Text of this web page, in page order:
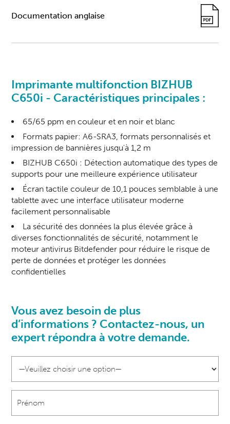
Documentation anglaise
Imprimante multifonction BIZHUB
C650i - Caractéristiques principales :
65/65 ppm en couleur et en noir et blanc
Formats papier: A6-SRA3, formats personnalisés et
impression de bannières jusqu'à 1,2 m
BIZHUB C650i : Détection automatique des types de
supports pour une meilleure expérience utilisateur
Écran tactile couleur de 10,1 pouces semblable à une
tablette avec une interface utilisateur moderne
facilement personnalisable
La sécurité des données la plus élevée grâce à
diverses fonctionnalités de sécurité, notamment le
moteur antivirus Bitdefender pour réduire le risque de
perte de données et protéger les données
confidentielles
Vous avez besoin de plus
d’informations ? Contactez-nous, un
expert répondra à votre demande.